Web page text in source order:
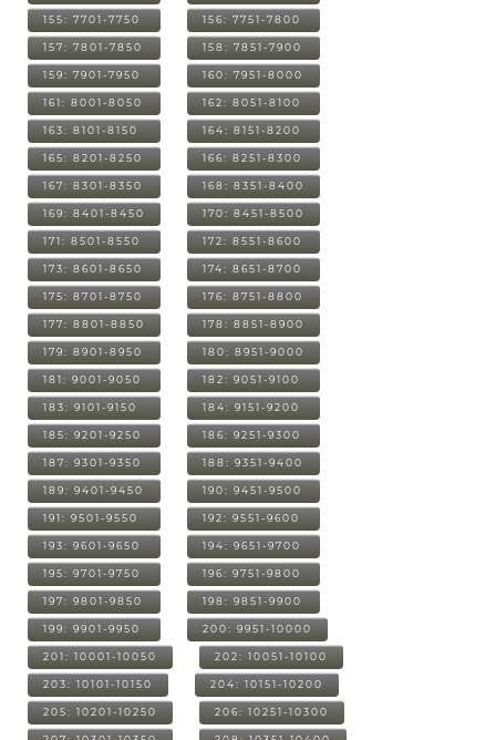
155: 7701-7750 156: 7751-7800
157: 7801-7850 158: 7851-7900
159: 7901-7950 160: 7951-8000
161: 8001-8050 162: 8051-8100
163: 8101-8150 164: 8151-8200
165: 8201-8250 166: 8251-8300
167: 8301-8350 168: 8351-8400
169: 8401-8450 170: 8451-8500
171: 8501-8550 172: 8551-8600
173: 8601-8650 174: 8651-8700
175: 8701-8750 176: 8751-8800
177: 8801-8850 178: 8851-8900
179: 8901-8950 180: 8951-9000
181: 9001-9050 182: 9051-9100
183: 9101-9150 184: 9151-9200
185: 9201-9250 186: 9251-9300
187: 9301-9350 188: 9351-9400
189: 9401-9450 190: 9451-9500
191: 9501-9550 192: 9551-9600
193: 9601-9650 194: 9651-9700
195: 9701-9750 196: 9751-9800
197: 9801-9850 198: 9851-9900
199: 9901-9950 200: 9951-10000
201: 10001-10050 202: 10051-10100
203: 10101-10150 204: 10151-10200
205: 10201-10250 206: 10251-10300